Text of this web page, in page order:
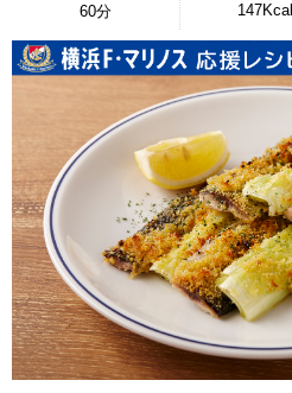
60分 147Kcal